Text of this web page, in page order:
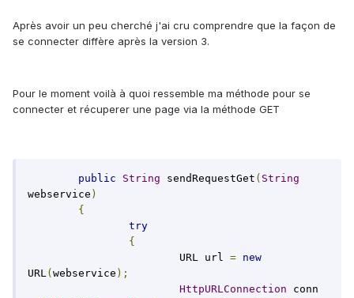
Après avoir un peu cherché j'ai cru comprendre que la façon de
se connecter diffère après la version 3.
Pour le moment voilà à quoi ressemble ma méthode pour se
connecter et récuperer une page via la méthode GET
public String sendRequestGet ( String
webservice )
{
try
{
			URL url
= new
URL( webservice );
HttpURLConnection